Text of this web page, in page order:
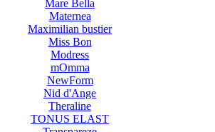
Mare Bella
Maternea
Maximilian bustier
Miss Bon
Modress
mOmma
NewForm
Nid d'Ange
Theraline
TONUS ELAST